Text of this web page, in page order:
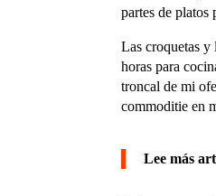
partes de platos
Las croquetas y
horas para
troncal de mi
commoditie en
Lee más